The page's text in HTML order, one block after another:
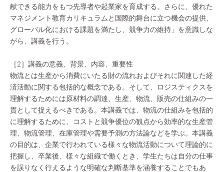
献できる能力をもつ先導者や起業家を育成する。さらに、優れた
マネジメント教育カリキュラムと国際的舞台に立つ機会の提供、
グローバル化における課題を満たし、競争力の維持」を意識しな
がら、講義を行う。
［2］講義の意義、背景、内容、重要性
物流とは生産から消費にいたる財の流れおよびそれに関連した経
済活動に関する包括的な概念である。そして、ロジスティクスを
理解するためには原材料の調達、生産、物流、販売の仕組みの一
貫として捉えるべきである。本講義では、物流の仕組みを包括的
に理解するために、コストと競争優位の観点から効率的な生産管
理、物流管理、在庫管理や需要予測の方法論などを学ぶ。本講義
の目的は、企業で行われている様々な物流活動について理論的に
把握し、卒業後、様々な組織で働くとき、学生たちは自分の仕事
を誤りなく行えるような明確な判断基準を涵養することでもあ